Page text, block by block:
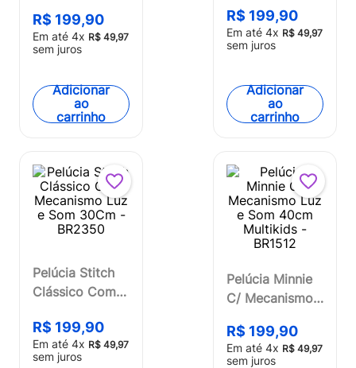
Midnight Preto
Multikids -
R$ 199,90
Em até 4x R$ 49,97
sem juros
Adicionar
ao
carrinho
Multikids -
BR1337
R$ 199,90
Em até 4x R$ 49,97
sem juros
Adicionar
ao
carrinho
Pelúcia Stitch
Clássico Com
e Som 30Cm -
BR2350
R$ 199,90
Em até 4x R$ 49,97
sem juros
Pelúcia Minnie
C/ Mecanismo
40cm Multikids
- BR1512
R$ 199,90
Em até 4x R$ 49,97
sem juros